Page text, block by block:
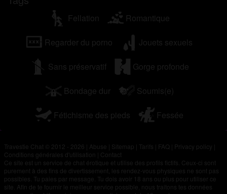
Fellation Romantique
Regarder du porno Jouets sexuels
Sans préservatif Gorge profonde
Bondage dur Soumis(e)
Fétichisme des pieds Fessée
Travestie Chat © 2012 - 2026 Abuse Sitemap Tarifs FAQ Privacy policy
Conditions générales d'utilisation
Contact
Ce site est un service de chat érotique et utilise des profils fictifs. Ceux-ci sont
purement à des fins de divertissement, les rendez-vous physiques ne sont pas
possibles. Tu paies par message. Tu dois avoir 18 ans ou plus pour utiliser ce
site. Afin de te fournir le meilleur service possible, nous traitons tes données